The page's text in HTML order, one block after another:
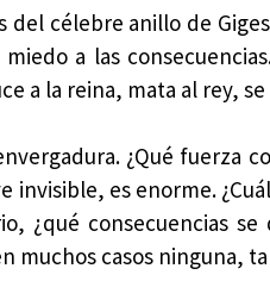
del célebre anillo de
a las
a la reina, mata al rey,
¿Qué fuerza
invisible, es enorme.
¿qué consecuencias
muchos casos ninguna,